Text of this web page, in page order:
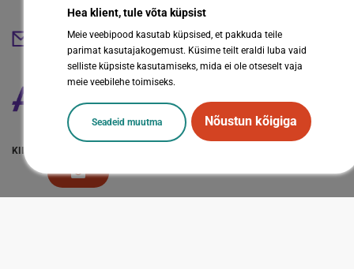
abestore@abestore.ee
KIIRVIITED
Hea klient, tule võta küpsist
Meie veebipood kasutab küpsised, et pakkuda teile
parimat kasutajakogemust. Küsime teilt eraldi luba vaid
selliste küpsiste kasutamiseks, mida ei ole otseselt vaja
meie veebilehe toimiseks.
Seadeid muutma Nõustun kõigiga